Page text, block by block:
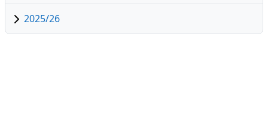
2025/26